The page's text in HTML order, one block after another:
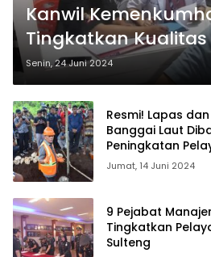
Kanwil
Tingkatkan
Kesehatan di
Melalui Perizinan
Klinik
Senin, 24 Juni 2024
Resmi! Lapas
Banggai Laut
Peningkatan
Jumat, 14 Juni 2024
9 Pejabat
Tingkatkan
Sulteng